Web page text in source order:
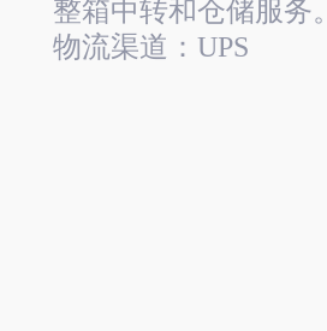
整箱中转和仓储服务。
物流渠道：UPS